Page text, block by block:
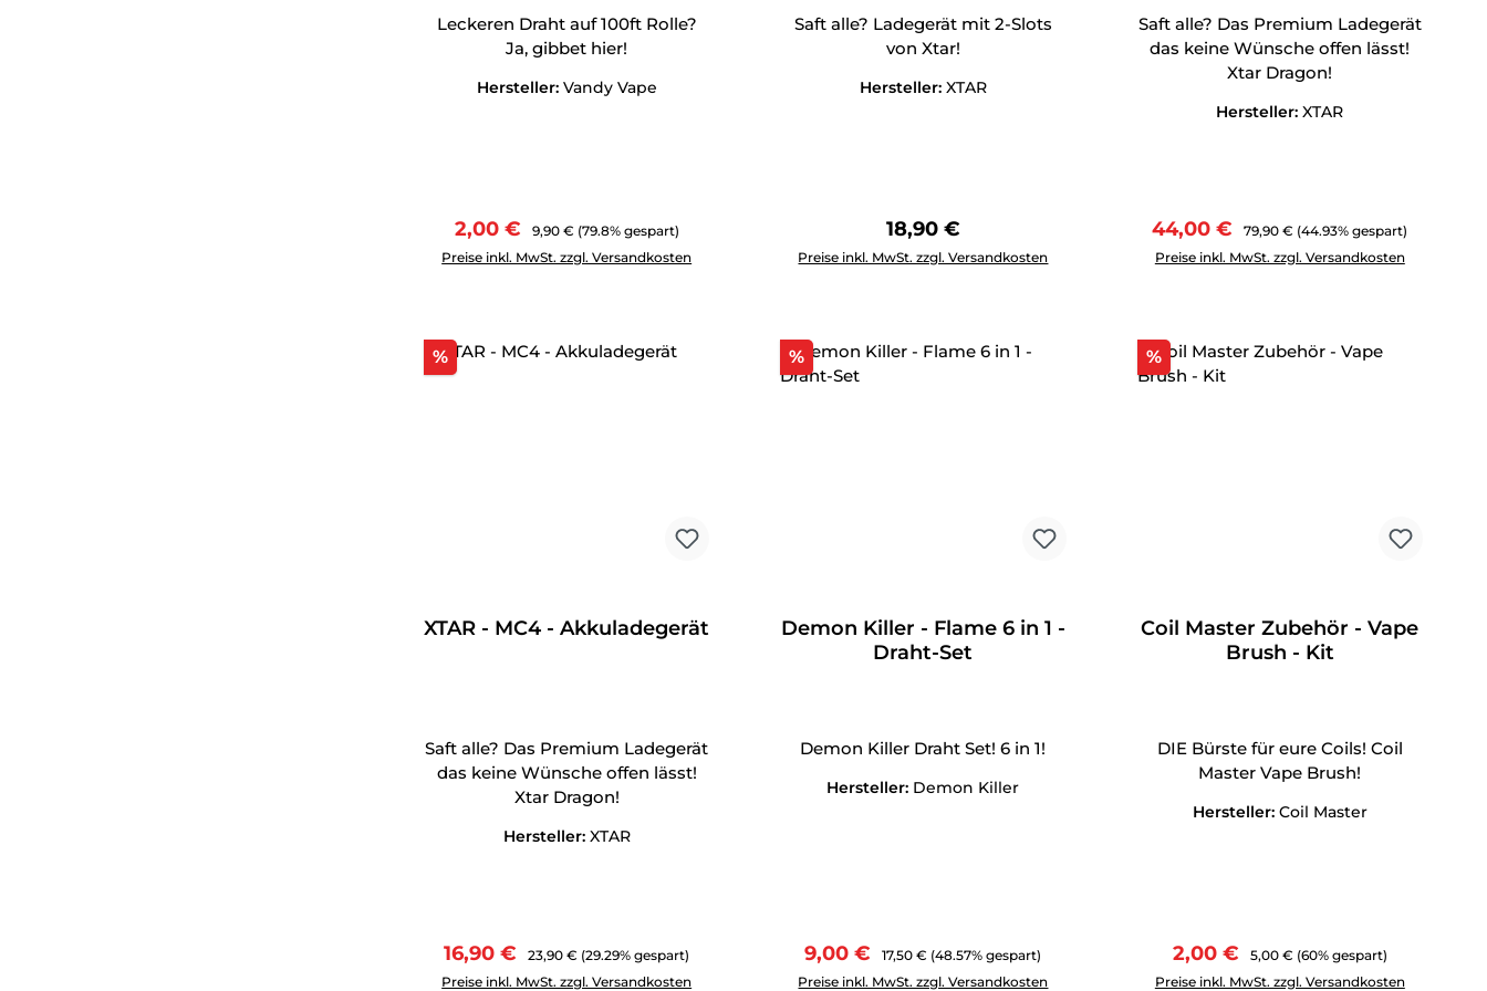
Leckeren Draht auf 100ft Rolle?
Ja, gibbet hier!
Hersteller: Vandy Vape
Verkaufspreis:
2,00 € Regulärer Preis:
9,90 € (79.8% gespart)
Preise inkl. MwSt. zzgl. Versandkosten
Produkt Anzahl: Gib den gewünschten Wert ein oder benutze die Schaltflächen um die Anzahl zu erhöhen oder zu reduzieren.
Saft alle? Ladegerät mit 2-Slots
von Xtar!
Hersteller: XTAR
Regulärer Preis:
18,90 €
Preise inkl. MwSt. zzgl. Versandkosten
Produkt Anzahl: Gib den gewünschten Wert ein oder benutze die Schaltflächen um
Saft alle? Das Premium Ladegerät
das keine Wünsche offen lässt!
Xtar Dragon!
Hersteller:XTAR
Verkaufspreis:
44,00 € Regulärer Preis:
79,90 € (44.93% gespart)
Preise inkl. MwSt. zzgl. Versandkosten
Produkt Anzahl: Gib den gewünschten
%Rabatt
XTAR - MC4 - Akkuladegerät
Saft alle? Das Premium Ladegerät
das keine Wünsche offen lässt!
Xtar Dragon!
Hersteller: XTAR
Verkaufspreis:
16,90 € Regulärer Preis:
23,90 € (29.29% gespart)
Preise inkl. MwSt. zzgl. Versandkosten
Produkt Anzahl: Gib den gewünschten Wert ein oder benutze die Schaltflächen um die Anzahl zu erhöhen oder zu reduzieren.
%Rabatt
Demon Killer - Flame 6 in 1 -
Draht-Set
Demon Killer Draht Set! 6 in 1!
Hersteller: Demon Killer
Verkaufspreis:
9,00 € Regulärer Preis:
17,50 € (48.57% gespart)
Preise inkl. MwSt. zzgl. Versandkosten
Produkt Anzahl: Gib den gewünschten Wert ein oder benutze die Schaltflächen um
%Rabatt
Coil Master Zubehör - Vape
Brush - Kit
DIE Bürste für eure Coils! Coil
Master Vape Brush!
Hersteller: Coil Master
Verkaufspreis:
2,00 € Regulärer Preis:
5,00 € (60% gespart)
Preise inkl. MwSt. zzgl. Versandkosten
Produkt Anzahl: Gib den gewünschten